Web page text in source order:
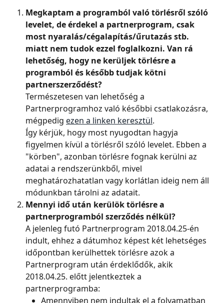
Megkaptam a programból való törlésről szóló
levelet, de érdekel a partnerprogram, csak
most nyaralás/cégalapítás/űrutazás stb.
miatt nem tudok ezzel foglalkozni. Van rá
lehetőség, hogy ne kerüljek törlésre a
programból és később tudjak kötni
partnerszerződést?
Természetesen van lehetőség a
Partnerprogramhoz való későbbi csatlakozásra,
mégpedig ezen a linken keresztül.
Így kérjük, hogy most nyugodtan hagyja
figyelmen kívül a törlésről szóló levelet. Ebben a
"körben", azonban törlésre fognak kerülni az
adatai a rendszerünkből, mivel
meghatározhatatlan vagy korlátlan ideig nem áll
módunkban tárolni az adatait.
Mennyi idő után kerülök törlésre a
partnerprogramból szerződés nélkül?
A jelenleg futó Partnerprogram 2018.04.25-én
indult, ehhez a dátumhoz képest két lehetséges
időpontban kerülhettek törlésre azok a
Partnerprogram után érdeklődők, akik
2018.04.25. előtt jelentkeztek a
partnerprogramba:
Amennyiben nem indultak el a folyamatban